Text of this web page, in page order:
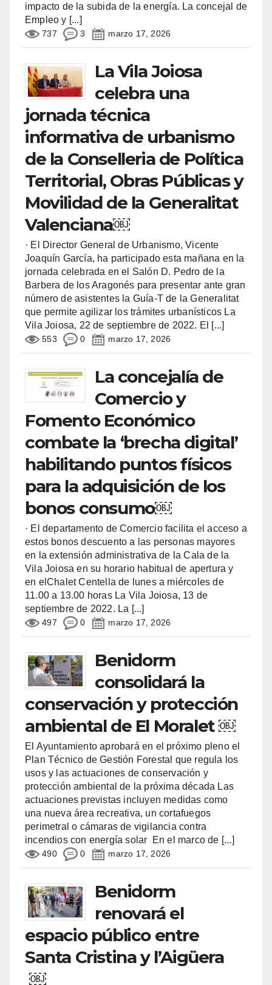
impacto de la subida de la energía. La concejal de
Empleo y [...]
737 3 marzo 17, 2026
La Vila Joiosa
celebra una
jornada técnica
informativa de urbanismo
de la Conselleria de Política
Territorial, Obras Públicas y
Movilidad de la Generalitat
Valenciana￼
· El Director General de Urbanismo, Vicente
Joaquín García, ha participado esta mañana en la
jornada celebrada en el Salón D. Pedro de la
Barbera de los Aragonés para presentar ante gran
número de asistentes la Guía-T de la Generalitat
que permite agilizar los trámites urbanísticos La
Vila Joiosa, 22 de septiembre de 2022. El [...]
553 0 marzo 17, 2026
La concejalía de
Comercio y
Fomento Económico
combate la ‘brecha digital’
habilitando puntos físicos
para la adquisición de los
bonos consumo￼
· El departamento de Comercio facilita el acceso a
estos bonos descuento a las personas mayores
en la extensión administrativa de la Cala de la
Vila Joiosa en su horario habitual de apertura y
en elChalet Centella de lunes a miércoles de
11.00 a 13.00 horas La Vila Joiosa, 13 de
septiembre de 2022. La [...]
497 0 marzo 17, 2026
Benidorm
consolidará la
conservación y protección
ambiental de El Moralet ￼
El Ayuntamiento aprobará en el próximo pleno el
Plan Técnico de Gestión Forestal que regula los
usos y las actuaciones de conservación y
protección ambiental de la próxima década Las
actuaciones previstas incluyen medidas como
una nueva área recreativa, un cortafuegos
perimetral o cámaras de vigilancia contra
incendios con energía solar En el marco de [...]
490 0 marzo 17, 2026
Benidorm
renovará el
espacio público entre
Santa Cristina y l’Aigüera
￼